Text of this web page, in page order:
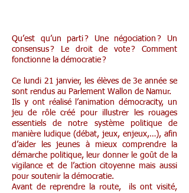
Qu’est qu’un parti ? Une négo­­­­­cia­­­­­tion ? Un
consen­­­­­sus ? Le droit de vote ? Comment
fonc­­­­­tionne la démo­­­­­cra­­­­­tie ?
Ce lundi 21 janvier, les élèves de 3e année se
sont rendus au Parlement Wallon de Namur.
Ils y ont réalisé l’animation démocracity, un
jeu de rôle créé pour illustrer les rouages
essen­­­­­tiels de notre système poli­­­­­tique de
manière ludique (débat, jeux, enjeux,…), afin
d’aider les jeunes à mieux comprendre la
démarche poli­­­­­tique, leur donner le goût de la
vigi­­­­­lance et de l’ac­­­­­tion citoyenne mais aussi
pour soute­­­­­nir la démo­­­­­cra­­­­­tie.
Avant de reprendre la route, ils ont visité,